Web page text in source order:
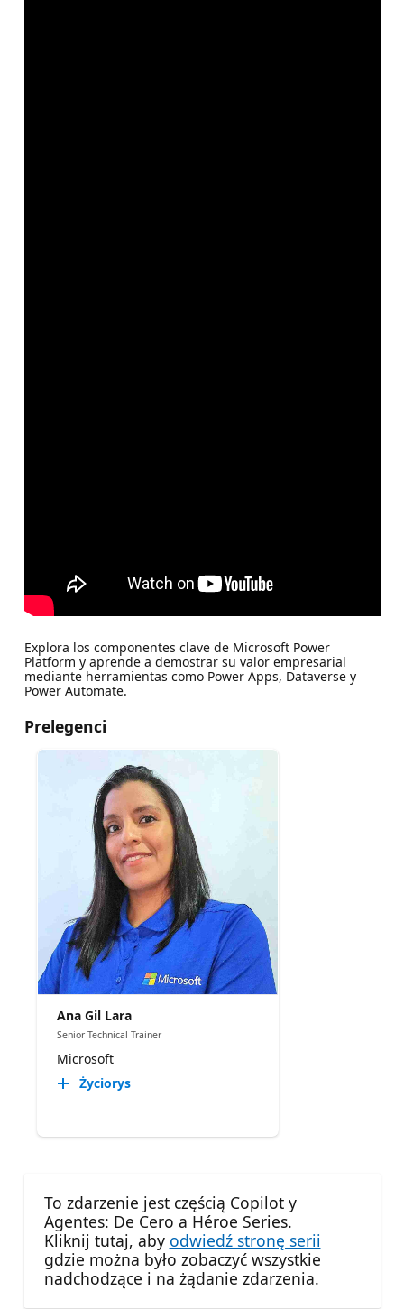
Explora los componentes clave de Microsoft Power
Platform y aprende a demostrar su valor empresarial
mediante herramientas como Power Apps, Dataverse y
Power Automate.
Prelegenci
Ana Gil Lara
Senior Technical Trainer
Microsoft
Życiorys
To zdarzenie jest częścią Copilot y
Agentes: De Cero a Héroe Series.
Kliknij tutaj, aby odwiedź stronę serii
gdzie można było zobaczyć wszystkie
nadchodzące i na żądanie zdarzenia.